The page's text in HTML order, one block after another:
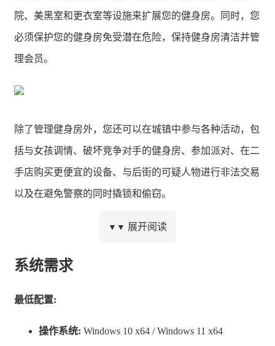
院、美黑室和更衣室等设施来扩展您的健身房。同时，您
必须保护您的健身房免受潜在危险，保持健身房清洁并管
理会员。
除了管理健身房外，您还可以在城镇中参与各种活动，包
括与女孩调情、破坏竞争对手的健身房、参加派对、在二
手店购买更便宜的设备、与后街的可疑人物进行非法交易
以及在避免警察的同时撬锁和偷窃。
主要特色
建设并管理您自己的健身房：通过选择您想要的设
▼▼ 展开阅读
系统需求
最低配置:
操作系统: Windows 10 x64 / Windows 11 x64